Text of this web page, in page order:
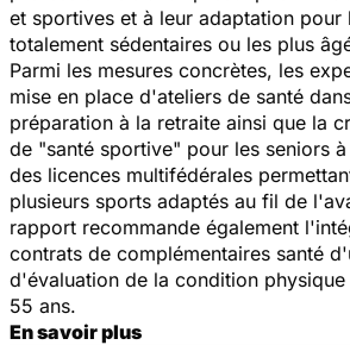
et sportives et à leur adaptation pour
totalement sédentaires ou les plus
Parmi les mesures concrètes, les
mise en place d'ateliers de santé
préparation à la retraite ainsi que la
de "santé sportive" pour les seniors
des licences multifédérales
plusieurs sports adaptés au fil de
rapport recommande également
contrats de complémentaires santé
d'évaluation de la condition
55 ans.
En savoir plus